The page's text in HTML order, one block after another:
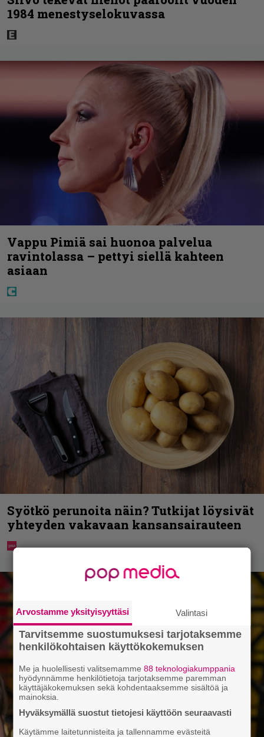
1984 menestyselokuvassa
Vappu Pimiä sai huonoa palvelua
ravintolassa – pettyi siellä kahteen
asiaan
Syötkö perunoita näin? Tutkijat löysivät
yhteyden vakavaan kansansairauteen
Arvostamme yksityisyyttäsi Valintasi
Tarvitsemme suostumuksesi tarjotaksemme
henkilökohtaisen käyttökokemuksen
Me ja huolellisesti valitsemamme88 teknologiakumppania
hyödynnämme henkilötietoja tarjotaksemme paremman
käyttäjäkokemuksen sekä kohdentaaksemme sisältöä ja
mainoksia.
Hyväksymällä suostut tietojesi käyttöön seuraavasti
Käytämme laitetunnisteita ja tallennamme evästeitä